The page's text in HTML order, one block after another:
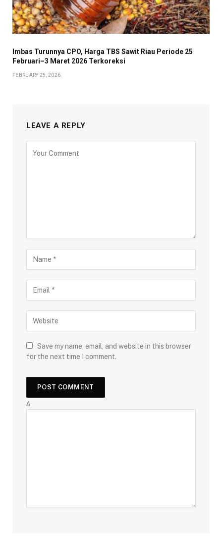
Imbas Turunnya CPO, Harga TBS Sawit Riau Periode 25
Februari–3 Maret 2026 Terkoreksi
FEBRUARY 25, 2026
LEAVE A REPLY
Save my name, email, and website in this browser
for the next time I comment.
Δ